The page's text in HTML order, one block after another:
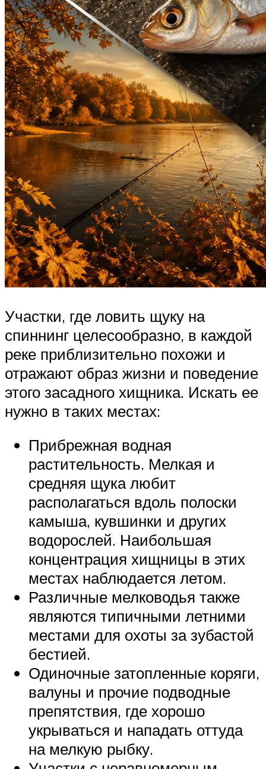
Участки, где ловить щуку на
спиннинг целесообразно, в каждой
реке приблизительно похожи и
отражают образ жизни и поведение
этого засадного хищника. Искать ее
нужно в таких местах:
Прибрежная водная
растительность. Мелкая и
средняя щука любит
располагаться вдоль полоски
камыша, кувшинки и других
водорослей. Наибольшая
концентрация хищницы в этих
местах наблюдается летом.
Различные мелководья также
являются типичными летними
местами для охоты за зубастой
бестией.
Одиночные затопленные коряги,
валуны и прочие подводные
препятствия, где хорошо
укрываться и нападать оттуда
на мелкую рыбку.